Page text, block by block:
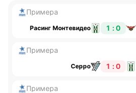
Примера
Расинг Монтевидео 1 : 0
Примера
Серро 1 : 0
Примера